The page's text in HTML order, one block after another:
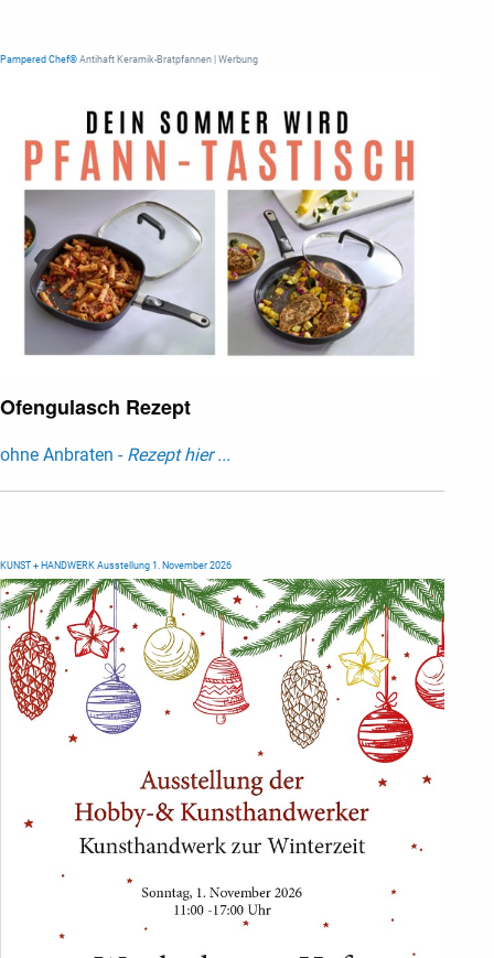
Pampered Chef® Antihaft Keramik-Bratpfannen | Werbung
Ofengulasch Rezept
ohne Anbraten - Rezept hier ...
KUNST + HANDWERK Ausstellung 1. November 2026